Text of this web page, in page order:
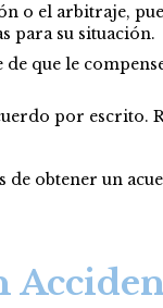
o el arbitraje,
para su situación.
que le
por escrito.
de obtener un